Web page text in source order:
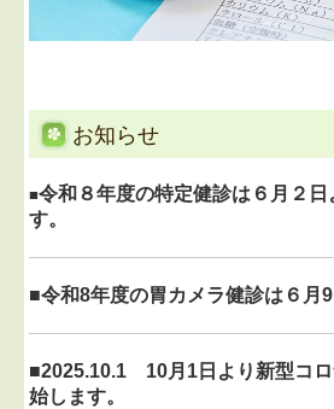
お知らせ
■令和８年度の特定健診は６月２日
す。
■令和8年度の胃カメラ健診は６月9
■2025.10.1 10月1日より新型コ
始します。